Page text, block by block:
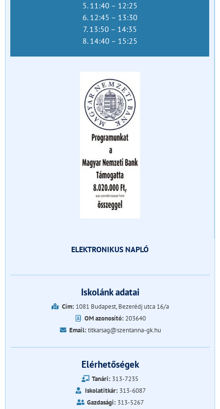
5. 11:40 – 12:25
6. 12:45 – 13:30
7. 13:50 – 14:35
8. 14:40 – 15:25
ELEKTRONIKUS NAPLÓ
Iskolánk adatai
Cím:1081 Budapest, Bezerédj utca 16/a
OM azonosító: 203640
Email:titkarsag@szentanna-gk.hu
Elérhetőségek
Tanári: 313-7235
Iskolatitkár:313-6087
Gazdasági:313-5267